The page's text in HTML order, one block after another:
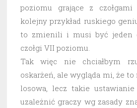
poziomu grające z
kolejny przykład ruskiego
to zmienili i musi być jeden
czołgi VII poziomu.
Tak więc nie chciałbym
oskarżeń, ale wygląda mi, że
losowa, lecz takie
uzależnić graczy wg zasady